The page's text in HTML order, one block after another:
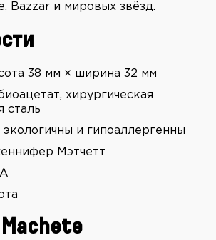
Bazzar и мировых звёзд.
38 мм × ширина 32 мм
хирургическая
сталь
и гипоаллергенны
Мэтчетт